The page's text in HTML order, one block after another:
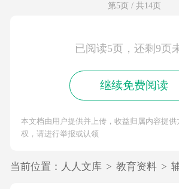
第5页 / 共14页
已阅读5页，还剩9页
继续免费阅读
本文档由用户提供并上传，收益归属内容提供
权，请进行举报或认领
当前位置： 人人文库 > 教育资料 >